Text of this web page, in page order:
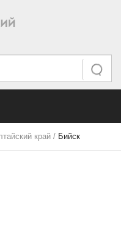
Искать
край / Бийск